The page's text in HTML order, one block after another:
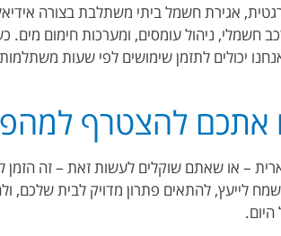
אגירת חשמל ביתי משתלבת בצורה
חשמלי, ניהול עומסים, ומערכות חימום מים.
יכולים לתזמן שימושים לפי שעות
אתכם להצטרף
– או שאתם שוקלים לעשות זאת – זה הזמן
לייעץ, להתאים פתרון מדויק לבית שלכם,
.